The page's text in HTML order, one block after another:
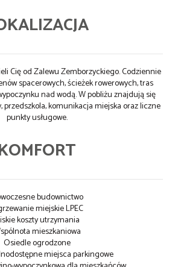
Cię od Zalewu Zemborzyckiego. Codziennie
spacerowych, ścieżek rowerowych, tras
nad wodą. W pobliżu znajdują się
przedszkola, komunikacja miejska oraz liczne
punkty usługowe.
budownictwo
miejskie LPEC
koszty utrzymania
mieszkaniowa
Osiedle ogrodzone
miejsca parkingowe